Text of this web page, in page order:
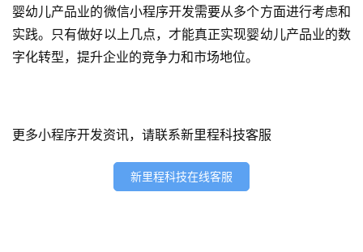
发
微
婴幼儿产品业的微信小程序开发需要从多个方面进行考虑和
实践。只有做好以上几点，才能真正实现婴幼儿产品业的数
字化转型，提升企业的竞争力和市场地位。
更多小程序开发资讯，请联系新里程科技客服
新里程科技在线客服